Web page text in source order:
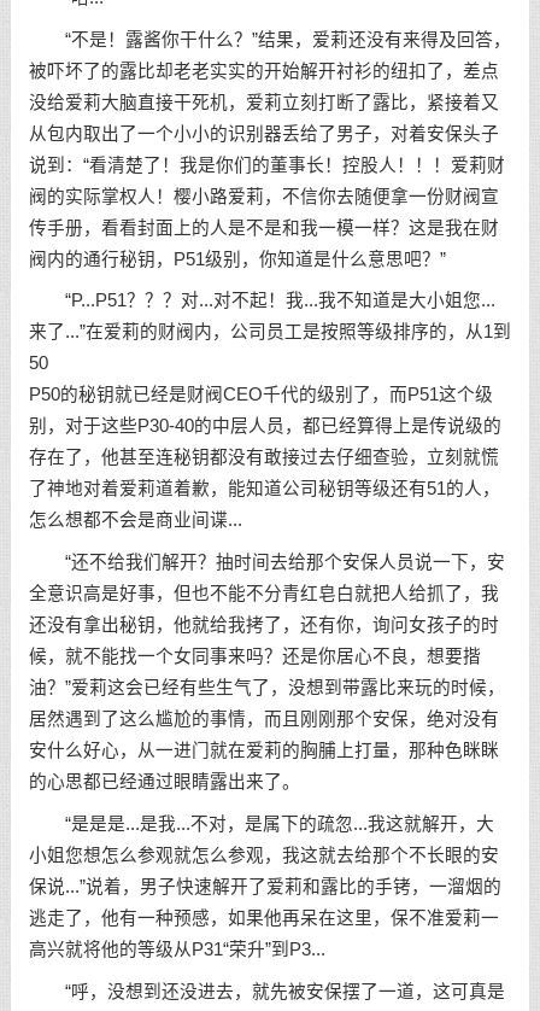
“不是！露酱你干什么？”结果，爱莉还没有来得及回答，
被吓坏了的露比却老老实实的开始解开衬衫的纽扣了，差点
没给爱莉大脑直接干死机，爱莉立刻打断了露比，紧接着又
从包内取出了一个小小的识别器丢给了男子，对着安保头子
说到：“看清楚了！我是你们的董事长！控股人！！！爱莉财
阀的实际掌权人！樱小路爱莉，不信你去随便拿一份财阀宣
传手册，看看封面上的人是不是和我一模一样？这是我在财
阀内的通行秘钥，P51级别，你知道是什么意思吧？”
“P...P51？？？对...对不起！我...我不知道是大小姐您...
来了...”在爱莉的财阀内，公司员工是按照等级排序的，从1到
50
P50的秘钥就已经是财阀CEO千代的级别了，而P51这个级
别，对于这些P30-40的中层人员，都已经算得上是传说级的
存在了，他甚至连秘钥都没有敢接过去仔细查验，立刻就慌
了神地对着爱莉道着歉，能知道公司秘钥等级还有51的人，
怎么想都不会是商业间谍...
“还不给我们解开？抽时间去给那个安保人员说一下，安
全意识高是好事，但也不能不分青红皂白就把人给抓了，我
还没有拿出秘钥，他就给我拷了，还有你，询问女孩子的时
候，就不能找一个女同事来吗？还是你居心不良，想要揩
油？”爱莉这会已经有些生气了，没想到带露比来玩的时候，
居然遇到了这么尴尬的事情，而且刚刚那个安保，绝对没有
安什么好心，从一进门就在爱莉的胸脯上打量，那种色眯眯
的心思都已经通过眼睛露出来了。
“是是是...是我...不对，是属下的疏忽...我这就解开，大
小姐您想怎么参观就怎么参观，我这就去给那个不长眼的安
保说...”说着，男子快速解开了爱莉和露比的手铐，一溜烟的
逃走了，他有一种预感，如果他再呆在这里，保不准爱莉一
高兴就将他的等级从P31“荣升”到P3...
“呼，没想到还没进去，就先被安保摆了一道，这可真是